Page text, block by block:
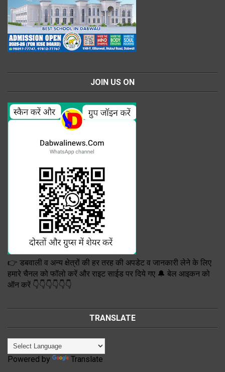
JOIN US ON
👉 डबवाली व अन्य क्षेत्रों की हर तरह की अपडेट व जानकारी लेने के लिए
हमारे चैनल को फॉलो करें और राइट साईड पर दिये गए 🔔 बेल आइकन को
ऑन करें 👇👇👇👇👇👇
TRANSLATE
Powered by Translate